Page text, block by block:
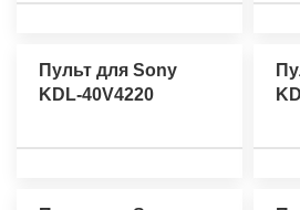
Пульт для Sony
KDL-40V4220